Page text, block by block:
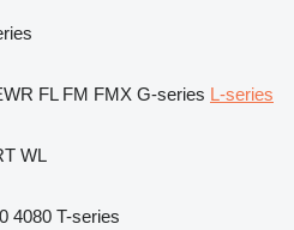
FL FM FMX G-series L-series
WL
4080 T-series